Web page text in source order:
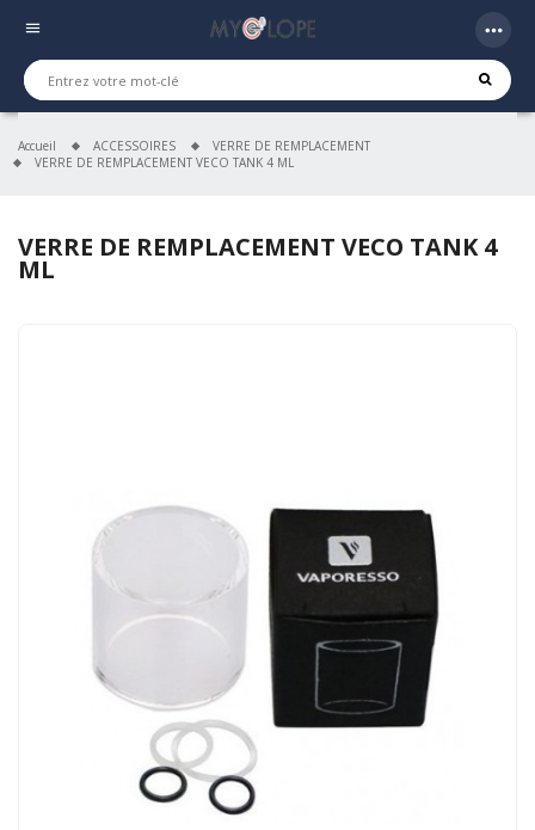
menu more_horiz
Accueil ACCESSOIRES
VERRE DE REMPLACEMENT
VERRE DE REMPLACEMENT VECO TANK 4 ML
VERRE DE REMPLACEMENT VECO TANK 4
ML